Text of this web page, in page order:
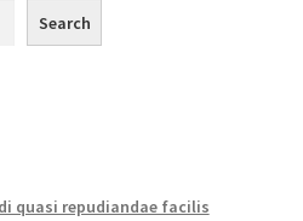
Search
quasi repudiandae facilis